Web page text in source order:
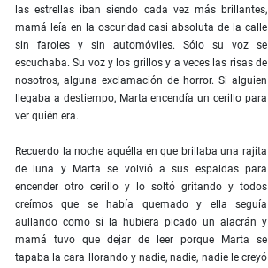
las estrellas iban siendo cada vez más brillantes,
mamá leía en la oscuridad casi absoluta de la calle
sin faroles y sin automóviles. Sólo su voz se
escuchaba. Su voz y los grillos y a veces las risas de
nosotros, alguna exclamación de horror. Si alguien
llegaba a destiempo, Marta encendía un cerillo para
ver quién era.
Recuerdo la noche aquélla en que brillaba una rajita
de luna y Marta se volvió a sus espaldas para
encender otro cerillo y lo soltó gritando y todos
creímos que se había quemado y ella seguía
aullando como si la hubiera picado un alacrán y
mamá tuvo que dejar de leer porque Marta se
tapaba la cara llorando y nadie, nadie, nadie le creyó